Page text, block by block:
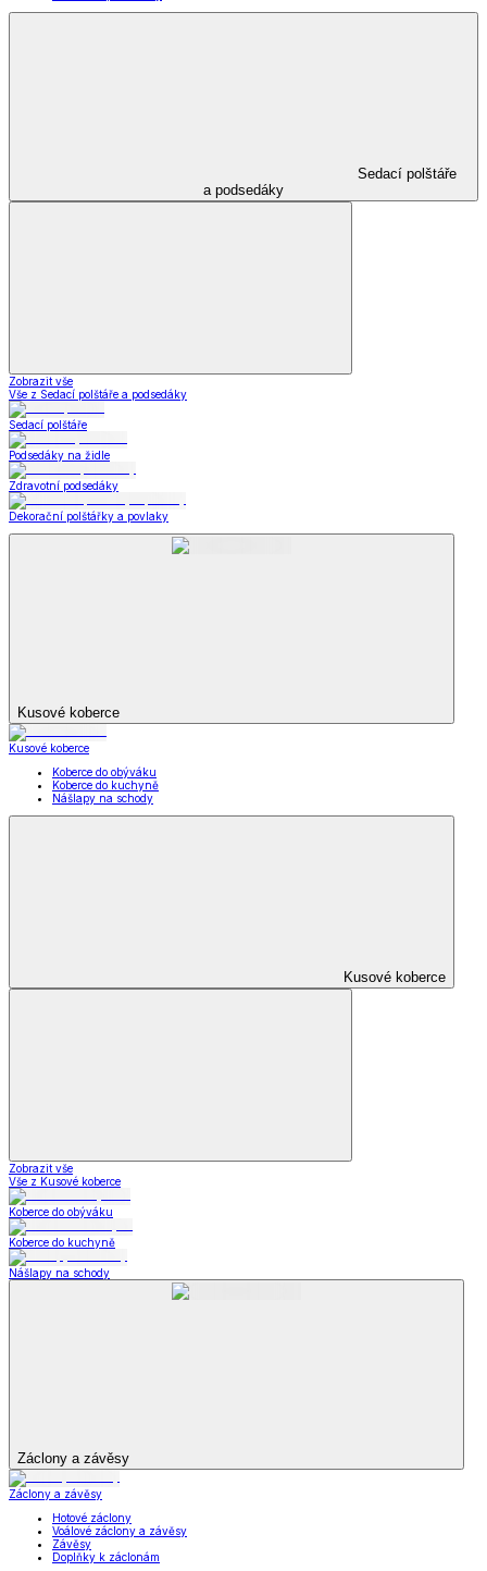
Sedací polštáře
a podsedáky
Zobrazit vše
Vše z Sedací polštáře a podsedáky
Sedací polštáře
Podsedáky na židle
Zdravotní podsedáky
Dekorační polštářky a povlaky
Kusové koberce
Kusové koberce
Koberce do obýváku
Koberce do kuchyně
Nášlapy na schody
Kusové koberce
Zobrazit vše
Vše z Kusové koberce
Koberce do obýváku
Koberce do kuchyně
Nášlapy na schody
Záclony a závěsy
Záclony a závěsy
Hotové záclony
Voálové záclony a závěsy
Závěsy
Doplňky k záclonám